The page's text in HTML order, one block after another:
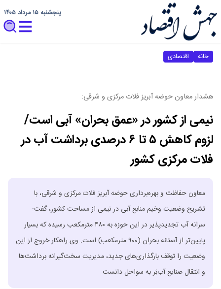
پنجشنبه ۱۵ مرداد ۱۴۰۵
خانه اقتصادی
هشدار معاون حوضه آبریز فلات مرکزی و شرقی:
نیمی از کشور در «عمق بحران» آبی است/
لزوم کاهش ۵ تا ۶ درصدی برداشت آب در
فلات مرکزی کشور
معاون حفاظت و بهره‌برداری حوضه آبریز فلات مرکزی و شرقی، با
تشریح وضعیت وخیم منابع آبی در نیمی از مساحت کشور، گفت:
سرانه آب تجدیدپذیر در این حوزه به ۴۸۰ مترمکعب رسیده که بسیار
پایین‌تر از آستانه بحران (۹۰۰ مترمکعب) است. وی راهکار خروج از این
وضعیت را توقف بارگذاری‌های جدید، مدیریت سخت‌گیرانه برداشت‌ها
و انتقال صنایع آب‌بَر به سواحل دانست.